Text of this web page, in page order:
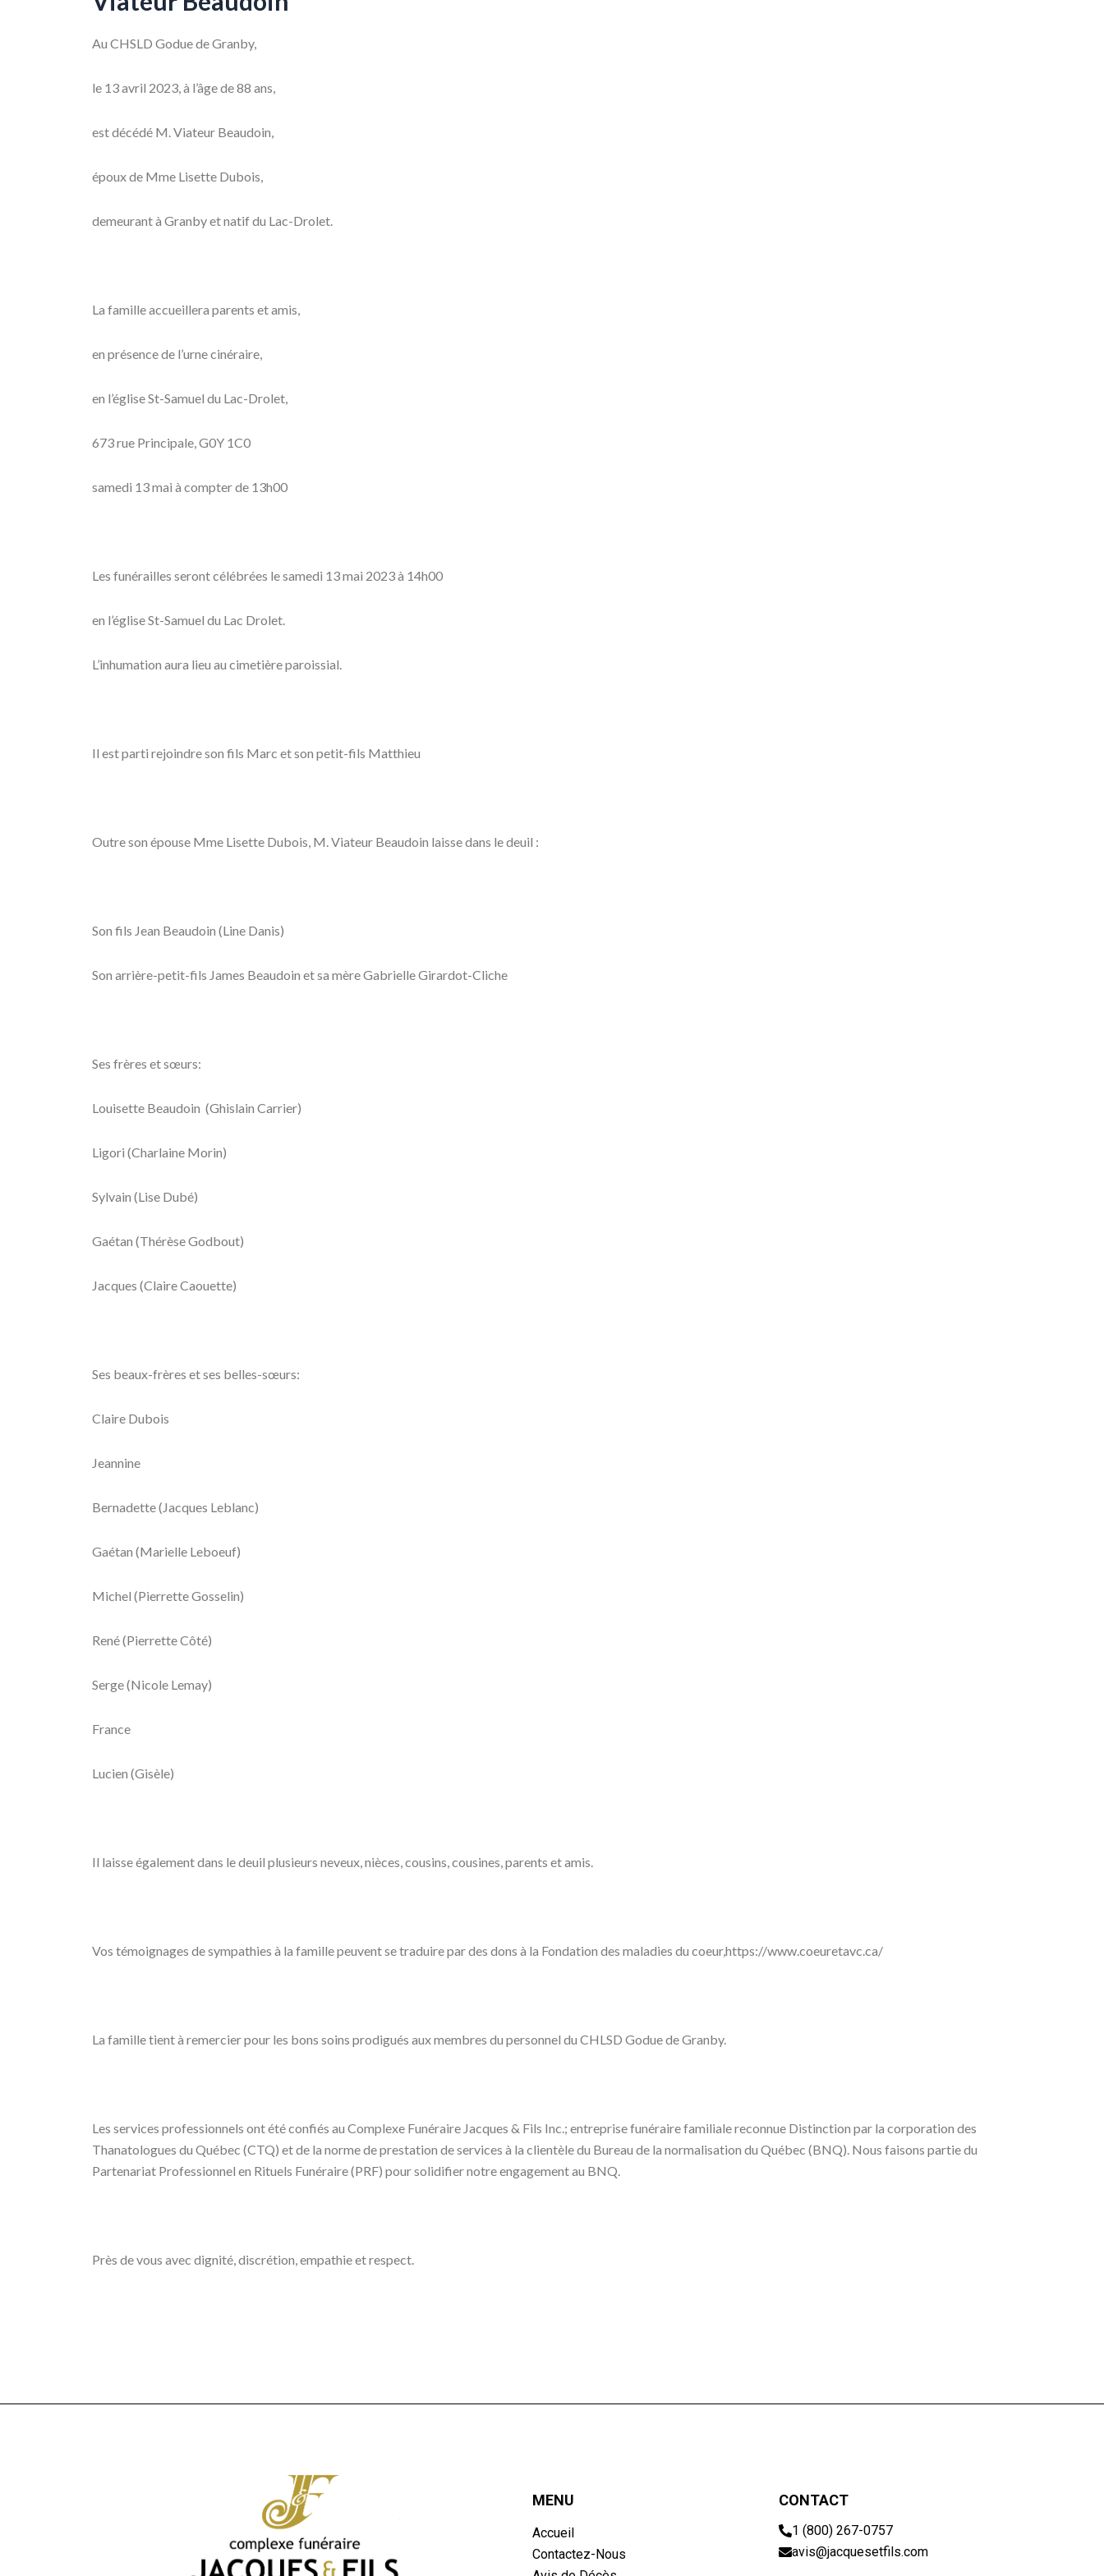
Au CHSLD Godue de Granby,
le 13 avril 2023, à l’âge de 88 ans,
est décédé M. Viateur Beaudoin,
époux de Mme Lisette Dubois,
demeurant à Granby et natif du Lac-Drolet.
La famille accueillera parents et amis,
en présence de l’urne cinéraire,
en l’église St-Samuel du Lac-Drolet,
673 rue Principale, G0Y 1C0
samedi 13 mai à compter de 13h00
Les funérailles seront célébrées le samedi 13 mai 2023 à 14h00
en l’église St-Samuel du Lac Drolet.
L’inhumation aura lieu au cimetière paroissial.
Il est parti rejoindre son fils Marc et son petit-fils Matthieu
Outre son épouse Mme Lisette Dubois, M. Viateur Beaudoin laisse dans le deuil :
Son fils Jean Beaudoin (Line Danis)
Son arrière-petit-fils James Beaudoin et sa mère Gabrielle Girardot-Cliche
Ses frères et sœurs:
Louisette Beaudoin (Ghislain Carrier)
Ligori (Charlaine Morin)
Sylvain (Lise Dubé)
Gaétan (Thérèse Godbout)
Jacques (Claire Caouette)
Ses beaux-frères et ses belles-sœurs:
Claire Dubois
Jeannine
Bernadette (Jacques Leblanc)
Gaétan (Marielle Leboeuf)
Michel (Pierrette Gosselin)
René (Pierrette Côté)
Serge (Nicole Lemay)
France
Lucien (Gisèle)
Il laisse également dans le deuil plusieurs neveux, nièces, cousins, cousines, parents et amis.
Vos témoignages de sympathies à la famille peuvent se traduire par des dons à la Fondation des maladies du coeur,https://www.coeuretavc.ca/
La famille tient à remercier pour les bons soins prodigués aux membres du personnel du CHLSD Godue de Granby.
Les services professionnels ont été confiés au Complexe Funéraire Jacques & Fils Inc.; entreprise funéraire familiale reconnue Distinction par la corporation des
Thanatologues du Québec (CTQ) et de la norme de prestation de services à la clientèle du Bureau de la normalisation du Québec (BNQ). Nous faisons partie du
Partenariat Professionnel en Rituels Funéraire (PRF) pour solidifier notre engagement au BNQ.
Près de vous avec dignité, discrétion, empathie et respect.
MENU
Accueil
Contactez-Nous
CONTACT
1 (800) 267-0757
avis@jacquesetfils.com